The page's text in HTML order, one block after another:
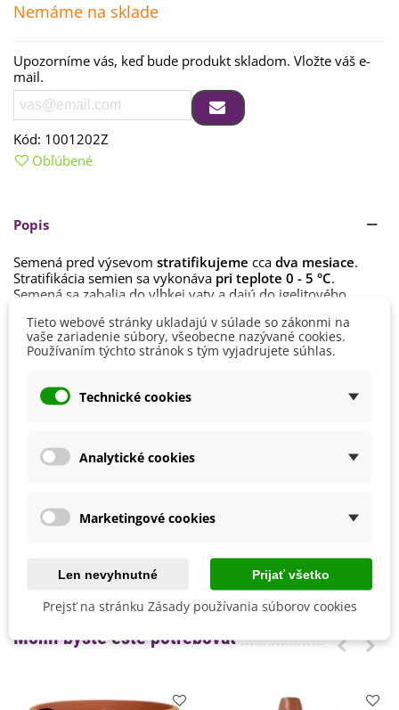
Nemáme na sklade
Upozorníme vás, keď bude produkt skladom. Vložte váš e-
mail.
Kód: 1001202Z
Obľúbené
Popis
Semená pred výsevom stratifikujeme cca dva mesiace.
Stratifikácia semien sa vykonáva pri teplote 0 - 5 °C.
Semená sa zabalia do vlhkej vaty a dajú do igelitového
8 týždňoch sú semená pripravené na priamy výsev.
Semená sa vysievajúna povrch substrátu. Zvolíme vhodný
Na pestovanie použijemekvetináč pre mäsožravé
Stanovisko zvolímev polotieni
. Doba klíčenia sa pohybuje
Mäsožravé rastliny sa zalievajú najlepšie dažďovou vodou.
Detaily produktu
Stanovisko
Mrazuvzdornosť
Nie
BIO Kvalita
Mohli byste ešte potrebovať
Tieto webové stránky ukladajú v súlade so zákonmi na
vaše zariadenie súbory, všeobecne nazývané cookies.
Používaním týchto stránok s tým vyjadrujete súhlas.
Technické cookies
Analytické cookies
Marketingové cookies
Len nevyhnutné Prijať všetko
Prejsť na stránku Zásady používania súborov cookies